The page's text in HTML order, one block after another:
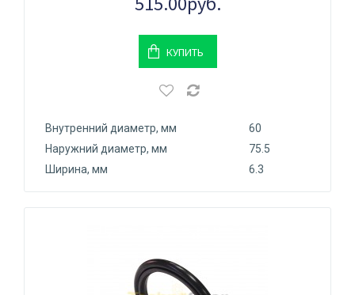
КУПИТЬ
Внутренний диаметр, мм
60
Наружний диаметр, мм
75.5
Ширина, мм
6.3